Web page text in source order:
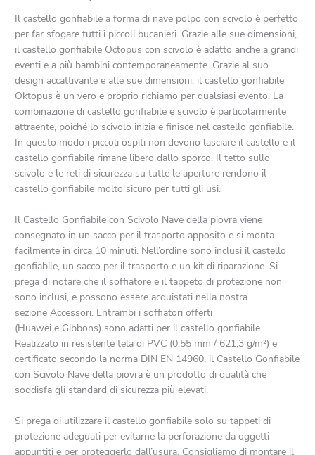
Il castello gonfiabile a forma di nave polpo con scivolo è perfetto
per far sfogare tutti i piccoli bucanieri. Grazie alle sue dimensioni,
il castello gonfiabile Octopus con scivolo è adatto anche a grandi
eventi e a più bambini contemporaneamente. Grazie al suo
design accattivante e alle sue dimensioni, il castello gonfiabile
Oktopus è un vero e proprio richiamo per qualsiasi evento. La
combinazione di castello gonfiabile e scivolo è particolarmente
attraente, poiché lo scivolo inizia e finisce nel castello gonfiabile.
In questo modo i piccoli ospiti non devono lasciare il castello e il
castello gonfiabile rimane libero dallo sporco. Il tetto sullo
scivolo e le reti di sicurezza su tutte le aperture rendono il
castello gonfiabile molto sicuro per tutti gli usi.
Il Castello Gonfiabile con Scivolo Nave della piovra viene
consegnato in un sacco per il trasporto apposito e si monta
facilmente in circa 10 minuti. Nell’ordine sono inclusi il castello
gonfiabile, un sacco per il trasporto e un kit di riparazione. Si
prega di notare che il soffiatore e il tappeto di protezione non
sono inclusi, e possono essere acquistati nella nostra
sezione Accessori. Entrambi i soffiatori offerti
(Huawei e Gibbons) sono adatti per il castello gonfiabile.
Realizzato in resistente tela di PVC (0,55 mm / 621,3 g/m²) e
certificato secondo la norma DIN EN 14960, il Castello Gonfiabile
con Scivolo Nave della piovra è un prodotto di qualità che
soddisfa gli standard di sicurezza più elevati.
Si prega di utilizzare il castello gonfiabile solo su tappeti di
protezione adeguati per evitarne la perforazione da oggetti
appuntiti e per proteggerlo dall’usura. Consigliamo di montare il